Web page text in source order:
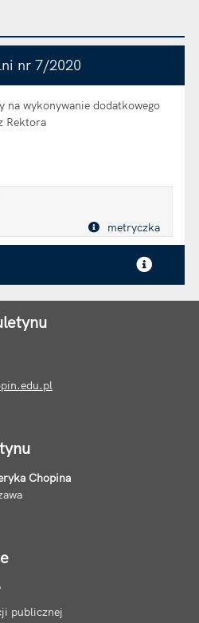
nr 7/2020
na wykonywanie dodatkowego
Rektora
metryczka
Chopina
publicznej